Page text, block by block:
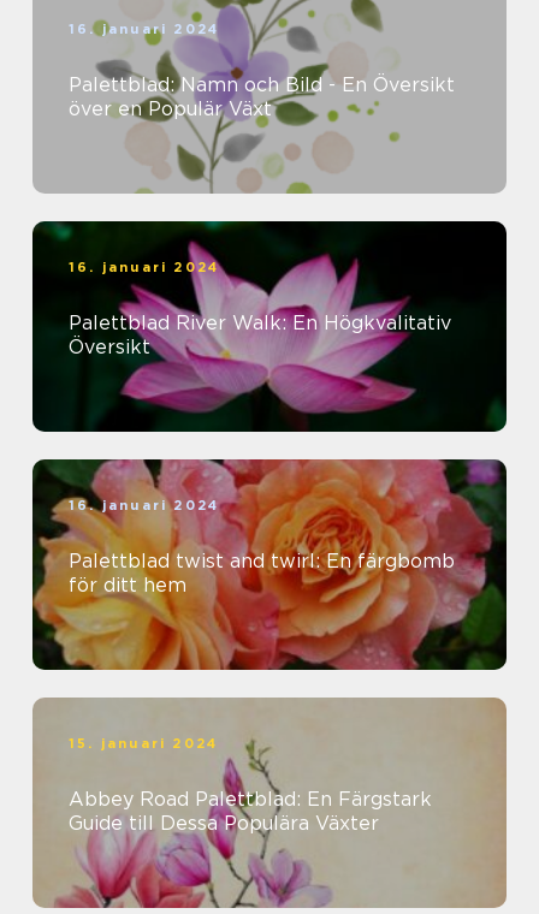
16. januari 2024
Palettblad: Namn och Bild - En Översikt
över en Populär Växt
16. januari 2024
Palettblad River Walk: En Högkvalitativ
Översikt
16. januari 2024
Palettblad twist and twirl: En färgbomb
för ditt hem
15. januari 2024
Abbey Road Palettblad: En Färgstark
Guide till Dessa Populära Växter